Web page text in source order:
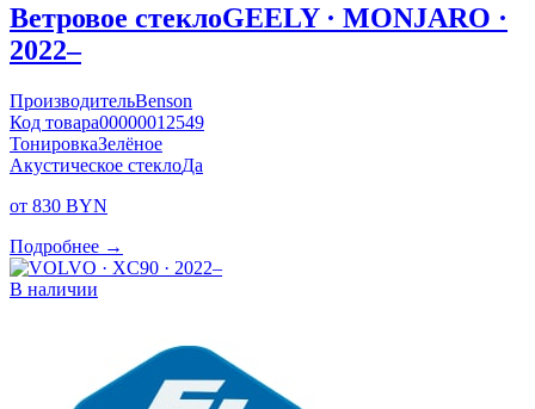
Ветровое стеклоGEELY · MONJARO ·
2022–
ПроизводительBenson
Код товара00000012549
ТонировкаЗелёное
Акустическое стеклоДа
от 830 BYN
Подробнее →
В наличии